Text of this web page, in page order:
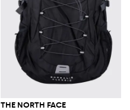
THE NORTH FACE